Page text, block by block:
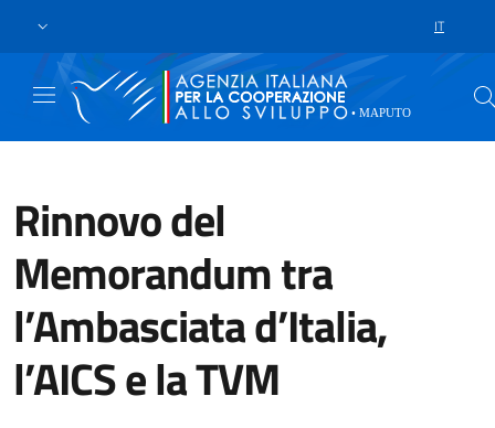
IT
Rinnovo del
Memorandum tra
l’Ambasciata d’Italia,
l’AICS e la TVM